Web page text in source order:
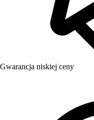
Gwarancja niskiej ceny